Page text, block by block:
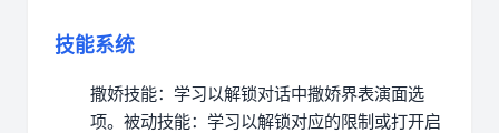
技能系统
撒娇技能：学习以解锁对话中撒娇界表演面选
项。 被动技能：学习以解锁对应的限制或打开启